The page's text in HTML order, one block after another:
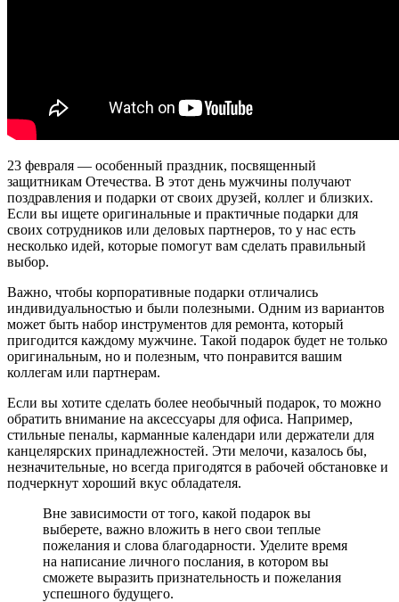
23 февраля — особенный праздник, посвященный
защитникам Отечества. В этот день мужчины получают
поздравления и подарки от своих друзей, коллег и близких.
Если вы ищете оригинальные и практичные подарки для
своих сотрудников или деловых партнеров, то у нас есть
несколько идей, которые помогут вам сделать правильный
выбор.
Важно, чтобы корпоративные подарки отличались
индивидуальностью и были полезными. Одним из вариантов
может быть набор инструментов для ремонта, который
пригодится каждому мужчине. Такой подарок будет не только
оригинальным, но и полезным, что понравится вашим
коллегам или партнерам.
Если вы хотите сделать более необычный подарок, то можно
обратить внимание на аксессуары для офиса. Например,
стильные пеналы, карманные календари или держатели для
канцелярских принадлежностей. Эти мелочи, казалось бы,
незначительные, но всегда пригодятся в рабочей обстановке и
подчеркнут хороший вкус обладателя.
Вне зависимости от того, какой подарок вы
выберете, важно вложить в него свои теплые
пожелания и слова благодарности. Уделите время
на написание личного послания, в котором вы
сможете выразить признательность и пожелания
успешного будущего.